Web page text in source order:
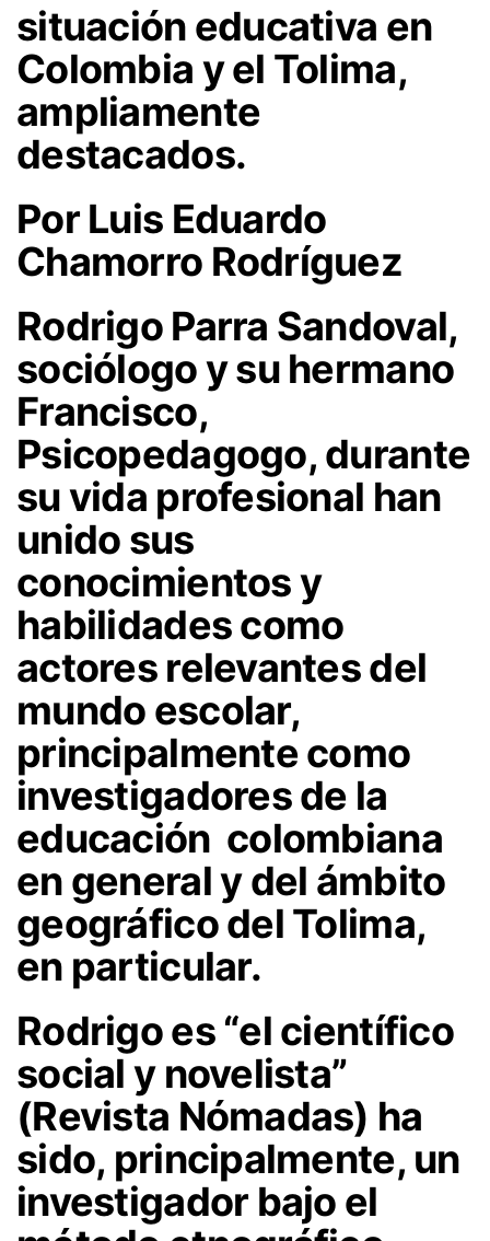
situación educativa en
Colombia y el Tolima,
ampliamente
destacados.
Por Luis Eduardo
Chamorro Rodríguez
Rodrigo Parra Sandoval,
sociólogo y su hermano
Francisco,
Psicopedagogo, durante
su vida profesional han
unido sus
conocimientos y
habilidades como
actores relevantes del
mundo escolar,
principalmente como
investigadores de la
educación colombiana
en general y del ámbito
geográfico del Tolima,
en particular.
Rodrigo es “el científico
social y novelista”
(Revista Nómadas) ha
sido, principalmente, un
investigador bajo el